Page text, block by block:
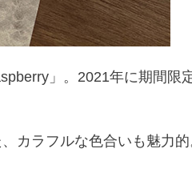
」。2021年に期間限
カラフルな色合いも魅力